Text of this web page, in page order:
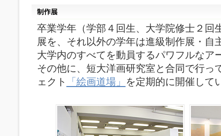
卒業学年（学部４回生、大学院修士２回
展を、それ以外の学年は進級制作展・自
大学内のすべてを動員するパワフルなア
その他に、短大洋画研究室と合同で行っ
ェクト
「絵画道場」 を定期的に開催して